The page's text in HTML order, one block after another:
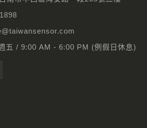
五 / 9:00 AM - 6:00 PM (例假日休息)